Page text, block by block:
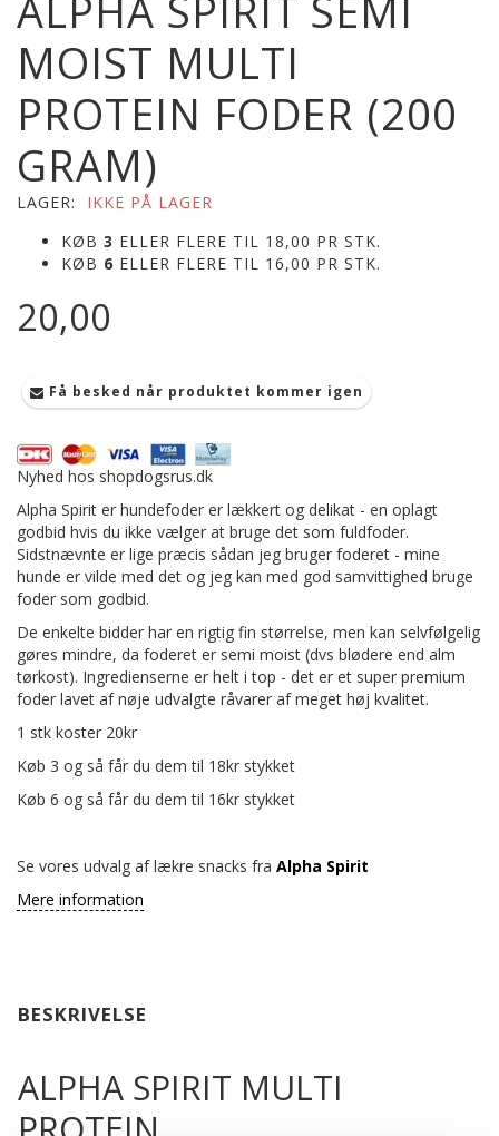
ALPHA SPIRIT SEMI
MOIST MULTI
PROTEIN FODER (200
GRAM)
LAGER:
IKKE PÅ LAGER
KØB 3 ELLER FLERE TIL 18,00 PR STK.
KØB 6 ELLER FLERE TIL 16,00 PR STK.
20,00
Få besked når produktet kommer igen
Nyhed hos shopdogsrus.dk
Alpha Spirit er hundefoder er lækkert og delikat - en oplagt
godbid hvis du ikke vælger at bruge det som fuldfoder.
Sidstnævnte er lige præcis sådan jeg bruger foderet - mine
hunde er vilde med det og jeg kan med god samvittighed bruge
foder som godbid.
De enkelte bidder har en rigtig fin størrelse, men kan selvfølgelig
gøres mindre, da foderet er semi moist (dvs blødere end alm
tørkost). Ingredienserne er helt i top - det er et super premium
foder lavet af nøje udvalgte råvarer af meget høj kvalitet.
1 stk koster 20kr
Køb 3 og så får du dem til 18kr stykket
Køb 6 og så får du dem til 16kr stykket
Se vores udvalg af lækre snacks fra Alpha Spirit
Mere information
BESKRIVELSE
ALPHA SPIRIT MULTI